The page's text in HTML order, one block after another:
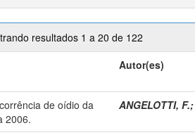
resultados 1 a 20 de 122
Autor(es)
de oídio da
2006.
ANGELOTTI, F.;